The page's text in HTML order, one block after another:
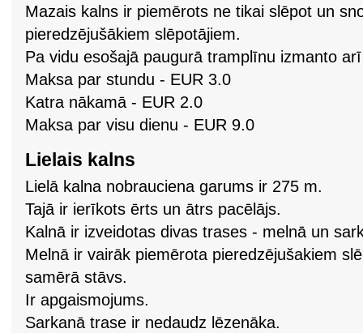
Mazais kalns ir piemērots ne tikai slēpot un
pieredzējušākiem slēpotājiem.
Pa vidu esošajā paugurā tramplīnu izmanto
Maksa par stundu - EUR 3.0
Katra nākamā - EUR 2.0
Maksa par visu dienu - EUR 9.0
Lielais kalns
Lielā kalna nobrauciena garums ir 275 m.
Tajā ir ierīkots ērts un ātrs pacēlājs.
Kalnā ir izveidotas divas trases - melnā un
Melnā ir vairāk piemērota pieredzējušakiem
samērā stāvs.
Ir apgaismojums.
Sarkanā trase ir nedaudz lēzenāka.